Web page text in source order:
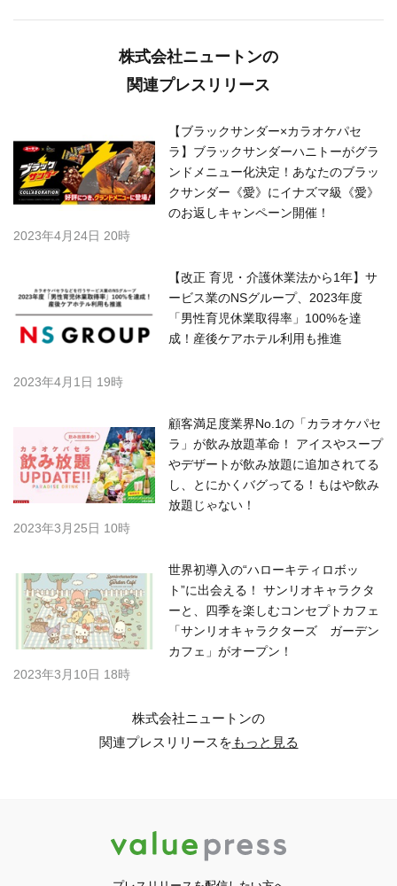
株式会社ニュートンの
関連プレスリリース
【ブラックサンダー×カラオケパセ
ラ】ブラックサンダーハニトーがグラ
ンドメニュー化決定！あなたのブラッ
クサンダー《愛》にイナズマ級《愛》
のお返しキャンペーン開催！
2023年4月24日 20時
【改正 育児・介護休業法から1年】サ
ービス業のNSグループ、2023年度
「男性育児休業取得率」100%を達
成！産後ケアホテル利用も推進
2023年4月1日 19時
顧客満足度業界No.1の「カラオケパセ
ラ」が飲み放題革命！ アイスやスープ
やデザートが飲み放題に追加されてる
し、とにかくバグってる！もはや飲み
放題じゃない！
2023年3月25日 10時
世界初導入の“ハローキティロボッ
ト”に出会える！ サンリオキャラクタ
ーと、四季を楽しむコンセプトカフェ
「サンリオキャラクターズ ガーデン
カフェ」がオープン！
2023年3月10日 18時
株式会社ニュートンの
関連プレスリリースをもっと見る